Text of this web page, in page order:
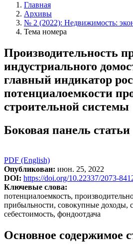
Главная
Архивы
№ 2 (2022): Недвижимость:
Тема номера
Производительность
индустриального
главный индикатор
потенциалоемкости
строительной системы
Боковая панель статьи
PDF (English)
Опубликован: июн. 25, 2022
DOI: https://doi.org/10.22337/2073-
Ключевые слова:
потенциалоемкость,
прибыльности, совокупные доходы,
себестоимость, фондоотдача
Основное содержимое